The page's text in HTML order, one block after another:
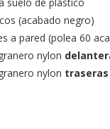
(acabado negro)
a pared (polea 60
nylon
nylon traseras